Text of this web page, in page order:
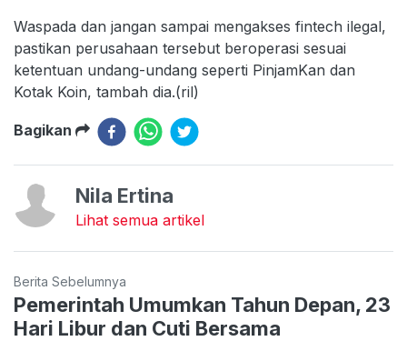
Waspada dan jangan sampai mengakses fintech ilegal,
pastikan perusahaan tersebut beroperasi sesuai
ketentuan undang-undang seperti PinjamKan dan
Kotak Koin, tambah dia.(ril)
Bagikan
Nila Ertina
Lihat semua artikel
Berita Sebelumnya
Pemerintah Umumkan Tahun Depan, 23
Hari Libur dan Cuti Bersama